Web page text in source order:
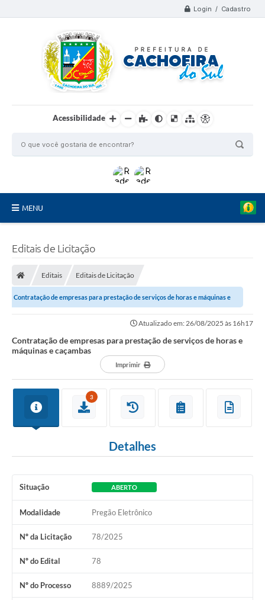
Login / Cadastro
Acessibilidade
MENU
Conselhos Municipais
Diário Oficial
Coleta seletiva - Informações
A Nossa Cidade
A Prefeitura
Audiências Públicas
Arquivos para Download
Galeria de Vídeos
Editais de Licitação
Editais Editais de Licitação
Contratação de empresas para prestação de serviços de horas e máquinas e
Atualizado em: 26/08/2025 às 16h17
Contratação de empresas para prestação de serviços de horas e
máquinas e caçambas
Imprimir
3
Detalhes
Situação ABERTO
Modalidade Pregão Eletrônico
Nº da Licitação 78/2025
Nº do Edital 78
Nº do Processo 8889/2025